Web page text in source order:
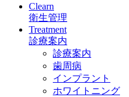
Clearn
衛生管理
Treatment
診療案内
診療案内
歯周病
インプラント
ホワイトニング